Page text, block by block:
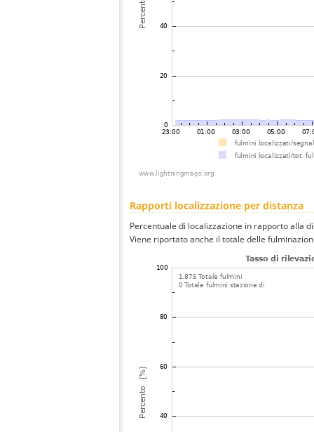
Rapporti localizzazione per distanza
Percentuale di localizzazione in rapporto alla
Viene riportato anche il totale delle